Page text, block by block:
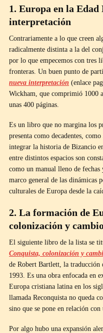
1. Europa en la Edad
interpretación
Contrariamente a lo que creen
radicalmente distinta a la del
por lo que empecemos con tres
fronteras. Un buen punto de
nueva interpretación (enlace
Wickham, que comprimió 1000
unas 400 páginas.
Es un libro que no margina los
presenta como decadentes,
integrar la historia de Bizancio
entre distintos espacios son
como un manual lleno de
marco general de las dinámicas
culturales de Europa desde la
2. La formación de
colonización y
El siguiente libro de la lista se
Conquista, colonización y
de Robert Bartlett, la traducción
1993. Es una obra enfocada en
Europa cristiana latina en los
llamada Reconquista no queda
sino que se pone en relación
Por algo hubo una expansión